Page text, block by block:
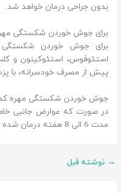
بدون جراحی درمان خواهد شد.
برای جوش خوردن شکستگی
برای جوش خوردن شکستگی
استئوفوس، استئوکینون و
پیش از مصرف خودسرانه، با
جوش خوردن شکستگی مهره
در صورت که عوارض جانبی
مدت 6 الی 8 هفته درمان شده و جوش می‌خورد.
→ نوشته قبل